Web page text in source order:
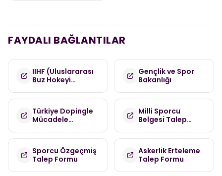
FAYDALI BAĞLANTILAR
IIHF (Uluslararası
Buz Hokeyi
Gençlik ve Spor
Bakanlığı
Türkiye Dopingle
Mücadele
(TDMK)
Milli Sporcu
Belgesi Talep
Sporcu Özgeçmiş
Talep Formu
Askerlik Erteleme
Talep Formu